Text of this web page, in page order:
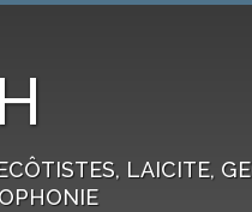
LAICITE,